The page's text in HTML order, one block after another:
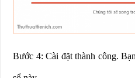
Bước 4: Cài đặt thành công.